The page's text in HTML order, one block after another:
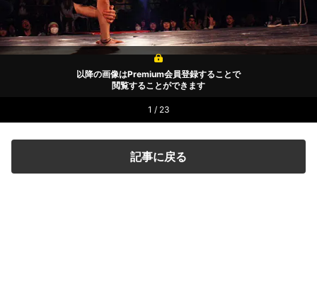
以降の画像はPremium会員登録することで
閲覧することができます
1 / 23
記事に戻る